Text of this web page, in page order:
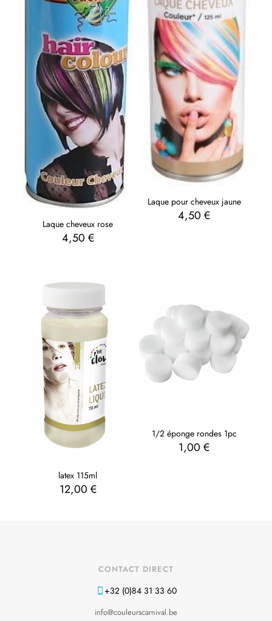
Laque cheveux rose
4,50 €
Laque pour cheveux jaune
4,50 €
latex 115ml
12,00 €
1/2 éponge rondes 1pc
1,00 €
CONTACT DIRECT
+32 (0)84 31 33 60
info@couleurscarnival.be